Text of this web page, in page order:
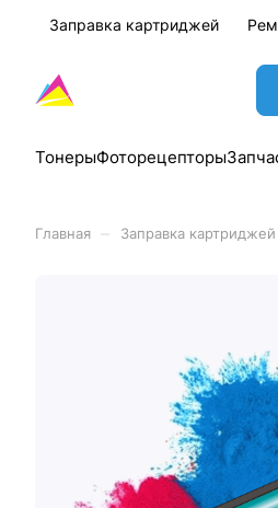
Заправка картриджей
ТонерыФоторецепторы
Главная Заправка